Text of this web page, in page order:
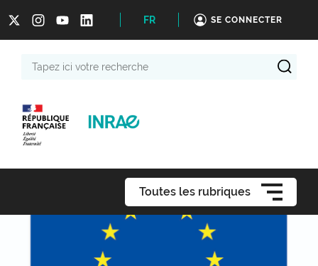
FR SE CONNECTER
Toutes les rubriques